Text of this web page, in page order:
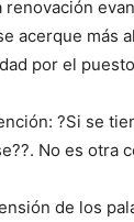
acerque más
por el
?Si se
No es otra
de los